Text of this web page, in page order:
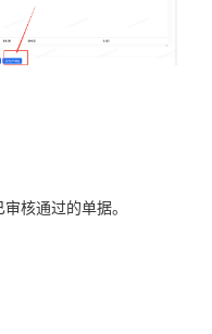
核通过的单据。